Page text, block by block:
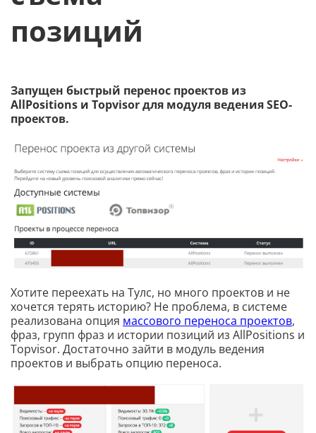
позиций
Запущен быстрый перенос проектов из
AllPositions и Topvisor для модуля ведения SEO-
проектов.
Хотите переехать на Тулс, но много проектов и не
хочется терять историю? Не проблема, в системе
реализована опция массового переноса проектов,
фраз, групп фраз и истории позиций из AllPositions и
Topvisor. Достаточно зайти в модуль ведения
проектов и выбрать опцию переноса.